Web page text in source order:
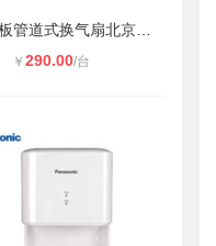
￥ 290.00/台